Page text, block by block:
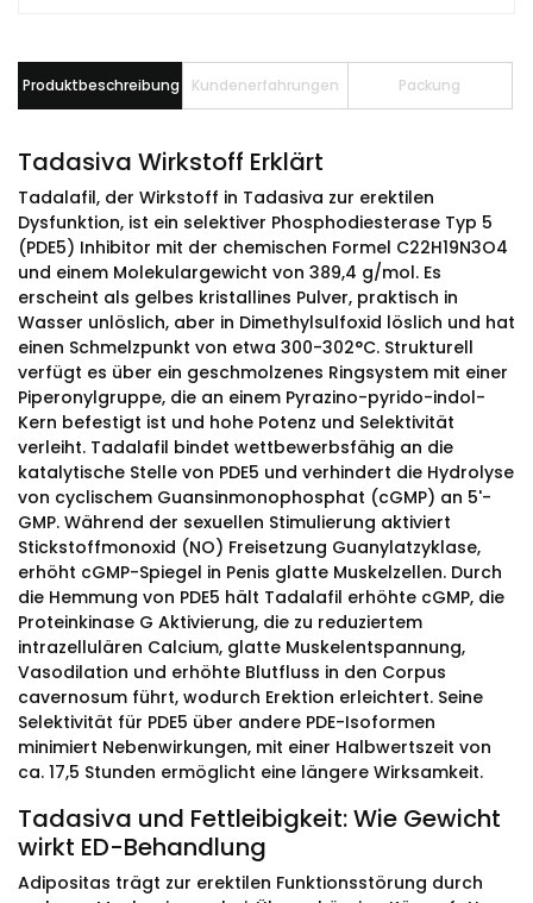
Produktbeschreibung Kundenerfahrungen Packung
Tadasiva Wirkstoff Erklärt
Tadalafil, der Wirkstoff in Tadasiva zur erektilen
Dysfunktion, ist ein selektiver Phosphodiesterase Typ 5
(PDE5) Inhibitor mit der chemischen Formel C22H19N3O4
und einem Molekulargewicht von 389,4 g/mol. Es
erscheint als gelbes kristallines Pulver, praktisch in
Wasser unlöslich, aber in Dimethylsulfoxid löslich und hat
einen Schmelzpunkt von etwa 300-302°C. Strukturell
verfügt es über ein geschmolzenes Ringsystem mit einer
Piperonylgruppe, die an einem Pyrazino-pyrido-indol-
Kern befestigt ist und hohe Potenz und Selektivität
verleiht. Tadalafil bindet wettbewerbsfähig an die
katalytische Stelle von PDE5 und verhindert die Hydrolyse
von cyclischem Guansinmonophosphat (cGMP) an 5'-
GMP. Während der sexuellen Stimulierung aktiviert
Stickstoffmonoxid (NO) Freisetzung Guanylatzyklase,
erhöht cGMP-Spiegel in Penis glatte Muskelzellen. Durch
die Hemmung von PDE5 hält Tadalafil erhöhte cGMP, die
Proteinkinase G Aktivierung, die zu reduziertem
intrazellulären Calcium, glatte Muskelentspannung,
Vasodilation und erhöhte Blutfluss in den Corpus
cavernosum führt, wodurch Erektion erleichtert. Seine
Selektivität für PDE5 über andere PDE-Isoformen
minimiert Nebenwirkungen, mit einer Halbwertszeit von
ca. 17,5 Stunden ermöglicht eine längere Wirksamkeit.
Tadasiva und Fettleibigkeit: Wie Gewicht
wirkt ED-Behandlung
Adipositas trägt zur erektilen Funktionsstörung durch